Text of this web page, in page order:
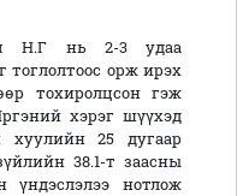
Н.Г нь 2-3 удаа
орж ирэх
тохиролцсон гэж
хэрэг шүүхэд
хуулийн 25 дугаар
38.1-т заасны
үндэслэлээ нотлож